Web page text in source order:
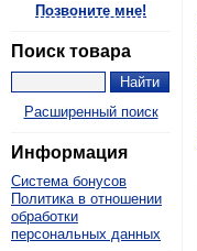
Позвоните мне!
Поиск товара
Расширенный поиск
Информация
Система бонусов
Политика в отношении
обработки
персональных данных